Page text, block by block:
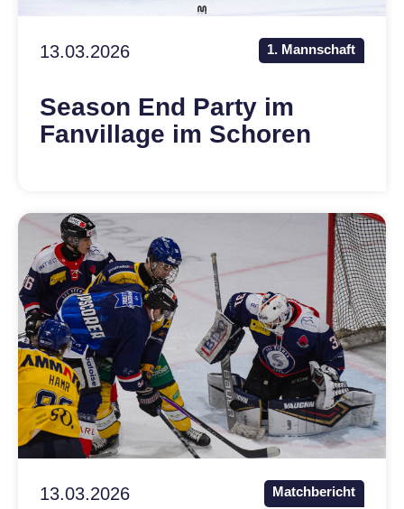
13.03.2026 1. Mannschaft
Season End Party im
Fanvillage im Schoren
13.03.2026 Matchbericht